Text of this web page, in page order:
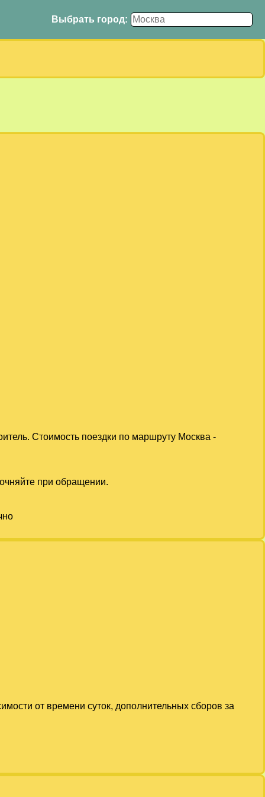
Выбрать город:
Стоимость поездки по маршруту Москва -
при обращении.
от времени суток, дополнительных сборов за